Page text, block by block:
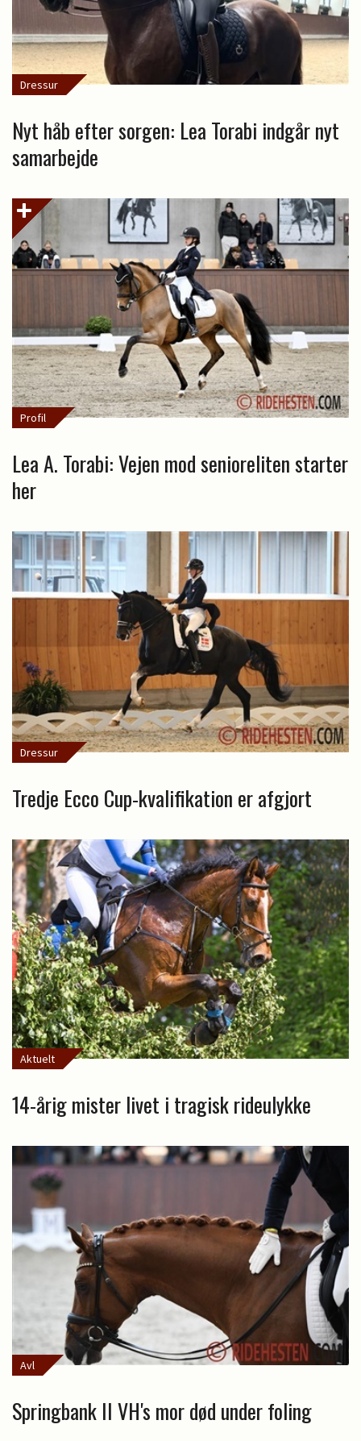
Dressur
Nyt håb efter sorgen: Lea Torabi indgår nyt
samarbejde
Profil
Lea A. Torabi: Vejen mod senioreliten starter
her
Dressur
Tredje Ecco Cup-kvalifikation er afgjort
Aktuelt
14-årig mister livet i tragisk rideulykke
Avl
Springbank II VH's mor død under foling